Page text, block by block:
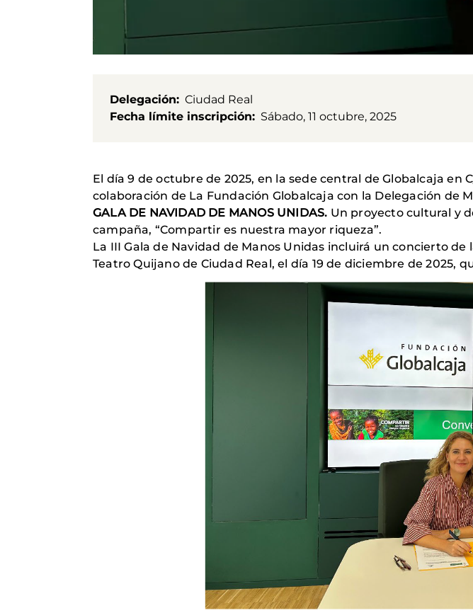
Delegación
Ciudad Real
Fecha límite inscripción
Sábado, 11 octubre, 2025
El día 9 de octubre de 2025, en la sede central de Globalcaja en
colaboración de La Fundación Globalcaja con la Delegación de
GALA DE NAVIDAD DE MANOS UNIDAS. Un proyecto cultural y
campaña, “Compartir es nuestra mayor riqueza”.
La III Gala de Navidad de Manos Unidas incluirá un concierto
Teatro Quijano de Ciudad Real, el día 19 de diciembre de 2025,